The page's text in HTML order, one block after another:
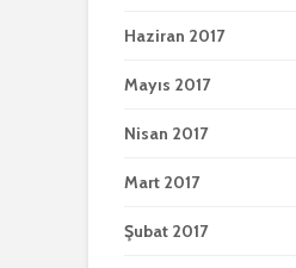
Haziran 2017
Mayıs 2017
Nisan 2017
Mart 2017
Şubat 2017